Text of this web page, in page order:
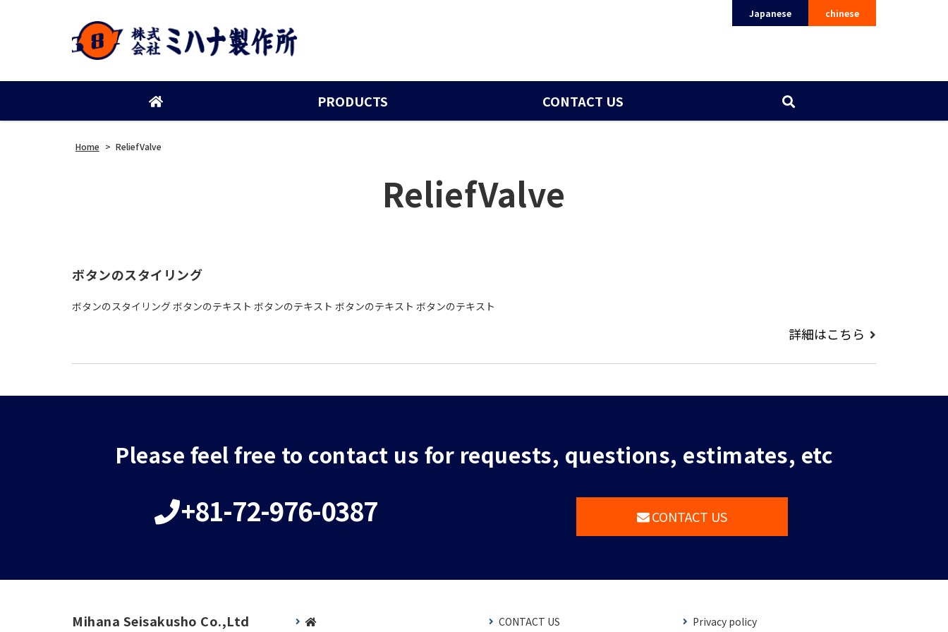
Japanese chinese
PRODUCTS CONTACT US
Home > ReliefValve
ReliefValve
ボタンのスタイリング
ボタンのスタイリング ボタンのテキスト ボタンのテキスト ボタンのテキスト ボタンのテキスト
詳細はこちら
Please feel free to contact us for requests, questions, estimates, etc
+81-72-976-0387 CONTACT US
Mihana Seisakusho Co.,Ltd CONTACT US Privacy policy